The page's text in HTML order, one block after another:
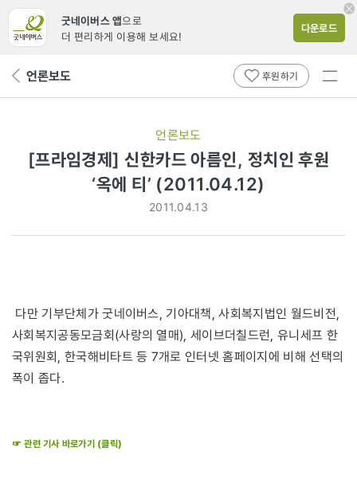
굿네이버스 앱으로
더 편리하게 이용해 보세요!
다운로드
뒤 언론보도 후원하기
전체
언론보도
[프라임경제] 신한카드 아름인, 정치인 후원
‘옥에 티’ (2011.04.12)
2011.04.13
다만 기부단체가 굿네이버스, 기아대책, 사회복지법인 월드비전,
사회복지공동모금회(사랑의 열매), 세이브더칠드런, 유니세프 한
국위원회, 한국해비타트 등 7개로 인터넷 홈페이지에 비해 선택의
폭이 좁다.
☞ 관련 기사 바로가기 (클릭)